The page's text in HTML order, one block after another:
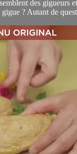
des
? Autant de